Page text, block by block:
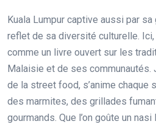
Kuala Lumpur captive aussi par
reflet de sa diversité culturelle. Ici,
comme un livre ouvert sur les
Malaisie et de ses communautés.
de la street food, s’anime chaque
des marmites, des grillades
gourmands. Que l’on goûte un